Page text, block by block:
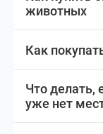
животных
Как
Что делать,
уже нет